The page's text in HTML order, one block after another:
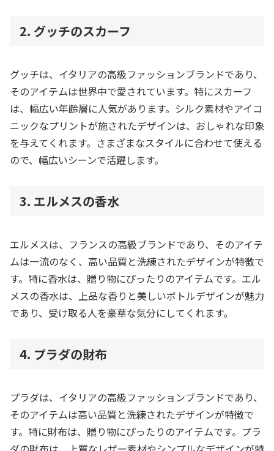
2. グッチのスカーフ
グッチは、イタリアの高級ファッションブランドであり、
そのアイテムは世界中で愛されています。特にスカーフ
は、幅広い年齢層に人気があります。シルク素材やアイコ
ニックなプリントが施されたデザインは、おしゃれな印象
を与えてくれます。さまざまなスタイルに合わせて使える
ので、幅広いシーンで活躍します。
3. エルメスの香水
エルメスは、フランスの高級ブランドであり、そのアイテ
ムは一流のなく、高い品質と洗練されたデザインが特徴で
す。特に香水は、贈り物にぴったりのアイテムです。エル
メスの香水は、上品な香りと美しいボトルデザインが魅力
であり、受け取る人を豪華な気分にしてくれます。
4. プラダの財布
プラダは、イタリアの高級ファッションブランドであり、
そのアイテムは高い品質と洗練されたデザインが特徴で
す。特に財布は、贈り物にぴったりのアイテムです。プラ